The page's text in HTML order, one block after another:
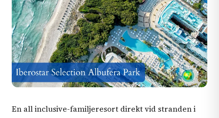
En all inclusive-familjeresort direkt vid stranden i